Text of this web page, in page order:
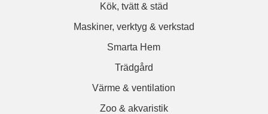
Kök, tvätt & städ
Maskiner, verktyg & verkstad
Smarta Hem
Trädgård
Värme & ventilation
Zoo & akvaristik